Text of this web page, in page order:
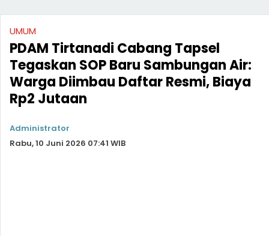
UMUM
PDAM Tirtanadi Cabang Tapsel
Tegaskan SOP Baru Sambungan Air:
Warga Diimbau Daftar Resmi, Biaya
Rp2 Jutaan
Administrator
Rabu, 10 Juni 2026 07:41 WIB